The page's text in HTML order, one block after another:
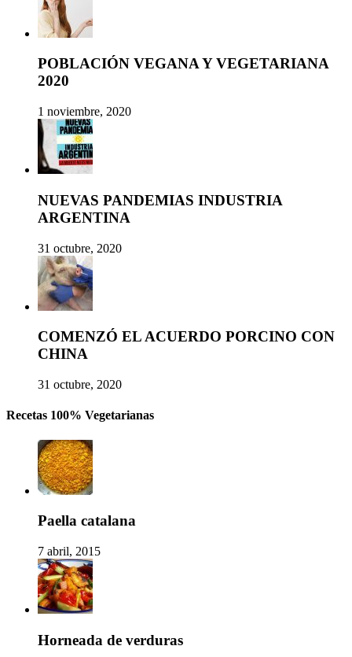
POBLACIÓN VEGANA Y VEGETARIANA
2020
1 noviembre, 2020
NUEVAS PANDEMIAS INDUSTRIA
ARGENTINA
31 octubre, 2020
COMENZÓ EL ACUERDO PORCINO CON
CHINA
31 octubre, 2020
Recetas 100% Vegetarianas
Paella catalana
7 abril, 2015
Horneada de verduras